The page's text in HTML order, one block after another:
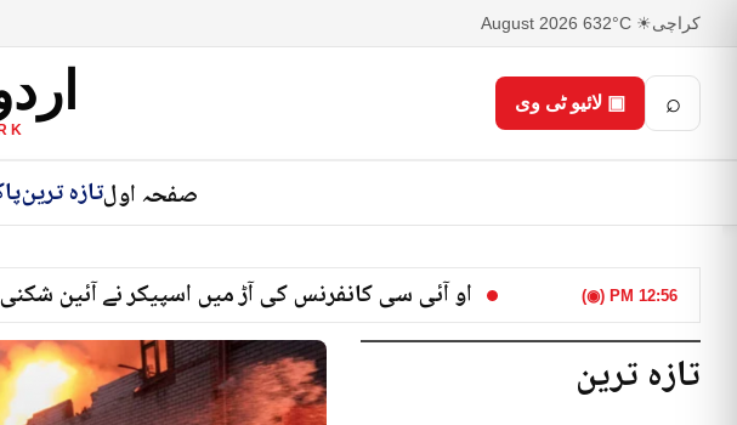
کراچی☀ 32°C
6 August 2026
⌕ ▣ لائیو ٹی وی
صفحہ اولتازہ ترین
12:56 PM (◉) او آئی سی کانفرنس کی آڑ میں اسپیکر نے آئین
تازہ ترین